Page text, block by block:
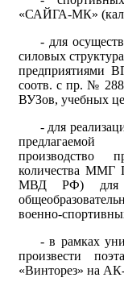
«САЙГА-МК» (кал.
- для
силовых
предприятиями
соотв. с пр. №
ВУЗов, учебных
- для
предлагаемой
производство
количества
МВД РФ) для
военно-
- в рамках
произвести
«Винторез» на